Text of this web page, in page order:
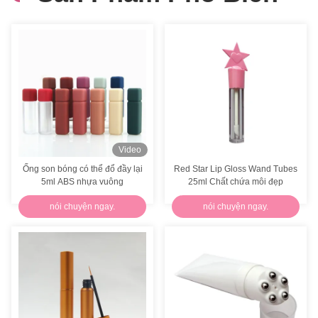
Máy cắt móng theo yêu cầu của logo với các ốc móng móng móng chân đùi
Cây trộn màu mỹ phẩm bằng thép không gỉ màu bạc có bao da
OEM 2 mặt móng đệm khối 100 Grit 180 Grit móng xốp đệm
Xanh hồng trẻ sơ sinh thiết lập làm tay LED tai Pick khuếch đại mũi pin clip
Bộ 8 món bấm móng tay cho bé kèm hộp quà tặng
Video
Ống son bóng có thể đổ đầy lại
5ml ABS nhựa vuông
nói chuyện ngay.
Red Star Lip Gloss Wand Tubes
25ml Chất chứa môi đẹp
nói chuyện ngay.